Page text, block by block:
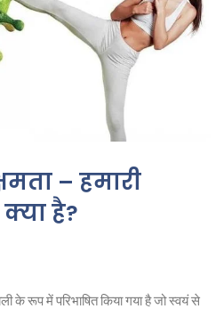
– हमारी
क्या है?
के रूप में परिभाषित किया गया है जो स्वयं से